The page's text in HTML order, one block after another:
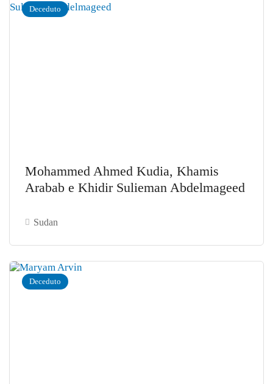
Deceduto
Mohammed Ahmed Kudia, Khamis
Arabab e Khidir Sulieman Abdelmageed
Sudan
Deceduto